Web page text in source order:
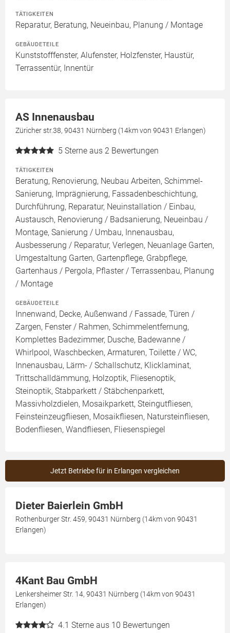
TÄTIGKEITEN
Reparatur, Beratung, Neueinbau, Planung / Montage
GEBÄUDETEILE
Kunststofffenster, Alufenster, Holzfenster, Haustür,
Terrassentür, Innentür
AS Innenausbau
Züricher str.38, 90431 Nürnberg (14km von 90431 Erlangen)
5 Sterne aus 2 Bewertungen
TÄTIGKEITEN
Beratung, Renovierung, Neubau Arbeiten, Schimmel-
Sanierung, Imprägnierung, Fassadenbeschichtung,
Durchführung, Reparatur, Neuinstallation / Einbau,
Austausch, Renovierung / Badsanierung, Neueinbau /
Montage, Sanierung / Umbau, Innenausbau,
Ausbesserung / Reparatur, Verlegen, Neuanlage Garten,
Umgestaltung Garten, Gartenpflege, Grabpflege,
Gartenhaus / Pergola, Pflaster / Terrassenbau, Planung
/ Montage
GEBÄUDETEILE
Innenwand, Decke, Außenwand / Fassade, Türen /
Zargen, Fenster / Rahmen, Schimmelentfernung,
Komplettes Badezimmer, Dusche, Badewanne /
Whirlpool, Waschbecken, Armaturen, Toilette / WC,
Innenausbau, Lärm- / Schallschutz, Klicklaminat,
Trittschalldämmung, Holzoptik, Fliesenoptik,
Steinoptik, Stabparkett / Stäbchenparkett,
Massivholzdielen, Mosaikparkett, Steingutfliesen,
Feinsteinzeugfliesen, Mosaikfliesen, Natursteinfliesen,
Bodenfliesen, Wandfliesen, Fliesenspiegel
Jetzt Betriebe für in Erlangen vergleichen
Dieter Baierlein GmbH
Rothenburger Str. 459, 90431 Nürnberg (14km von 90431
Erlangen)
4Kant Bau GmbH
Lenkersheimer Str. 14, 90431 Nürnberg (14km von 90431
Erlangen)
4.1 Sterne aus 10 Bewertungen